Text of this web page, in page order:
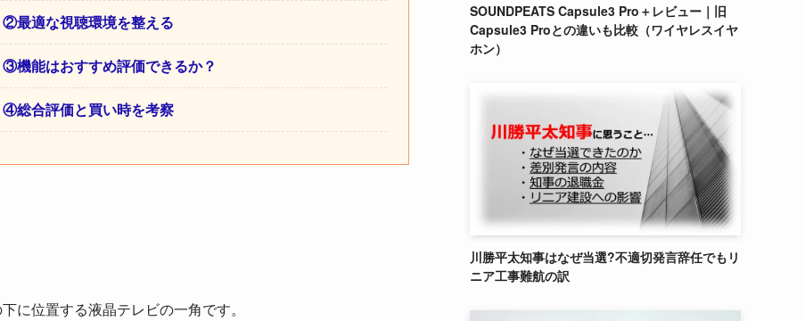
最適な視聴環境を整える
機能はおすすめ評価できるか？
総合評価と買い時を考察
に位置する液晶テレビの一角です。
SOUNDPEATS Capsule3 Pro＋レビュー｜旧
Capsule3 Proとの違いも比較（ワイヤレスイヤ
ホン）
川勝平太知事はなぜ当選?不適切発言辞任でもリ
ニア工事難航の訳